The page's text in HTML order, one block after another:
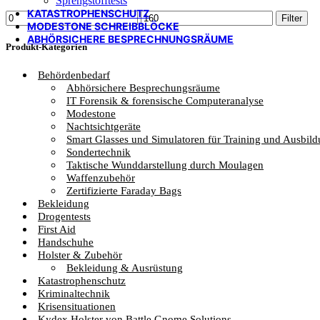
KATASTROPHENSCHUTZ
MODESTONE SCHREIBBLÖCKE
ABHÖRSICHERE BESPRECHNUNGSRÄUME
Min.
Preis
Max.
Preis
Filter
Produkt-Kategorien
Behördenbedarf
Abhörsichere Besprechungsräume
IT Forensik & forensische Computeranalyse
Modestone
Nachtsichtgeräte
Smart Glasses und Simulatoren für Training und
Sondertechnik
Taktische Wunddarstellung durch Moulagen
Waffenzubehör
Zertifizierte Faraday Bags
Bekleidung
Drogentests
First Aid
Handschuhe
Holster & Zubehör
Bekleidung & Ausrüstung
Katastrophenschutz
Kriminaltechnik
Krisensituationen